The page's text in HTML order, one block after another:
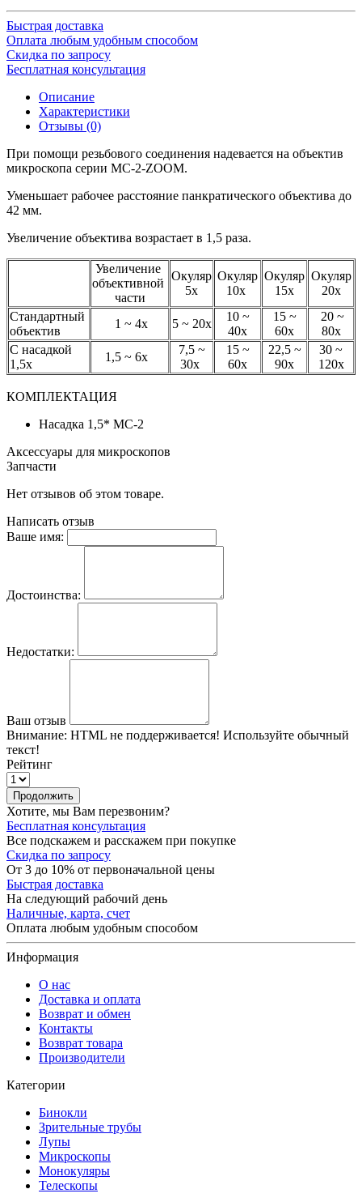
Быстрая доставка
Оплата любым удобным способом
Скидка по запросу
Бесплатная консультация
Описание
Характеристики
Отзывы (0)
При помощи резьбового соединения надевается на объектив
микроскопа серии МС-2-ZOOM.
Уменьшает рабочее расстояние панкратического объектива до
42 мм.
Увеличение объектива возрастает в 1,5 раза.
Увеличение
объективной
части
Окуляр
5х
Окуляр
10х
Окуляр
15х
Окуляр
20х
Стандартный
объектив
1 ~ 4х 5 ~ 20х
10 ~
40х
15 ~
60х
20 ~
80х
С насадкой
1,5х
1,5 ~ 6х
7,5 ~
30х
15 ~
60х
22,5 ~
90х
30 ~
120х
КОМПЛЕКТАЦИЯ
Насадка 1,5* МС-2
Аксессуары для микроскопов
Запчасти
Нет отзывов об этом товаре.
Написать отзыв
Ваше имя:
Достоинства:
Недостатки:
Ваш отзыв
Внимание: HTML не поддерживается! Используйте обычный
текст!
Рейтинг
Продолжить
Хотите, мы Вам перезвоним?
Бесплатная консультация
Все подскажем и расскажем при покупке
Скидка по запросу
От 3 до 10% от первоначальной цены
Быстрая доставка
На следующий рабочий день
Наличные, карта, счет
Оплата любым удобным способом
Информация
О нас
Доставка и оплата
Возврат и обмен
Контакты
Возврат товара
Производители
Категории
Бинокли
Зрительные трубы
Лупы
Микроскопы
Монокуляры
Телескопы